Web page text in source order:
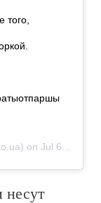
того,
⠀
on Jul 6, 2020 at 1:49am PDT